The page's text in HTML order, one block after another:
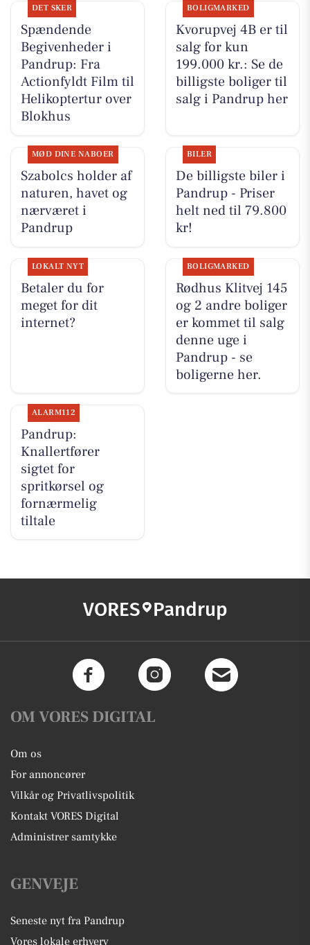
DET SKER
Spændende
Begivenheder i
Pandrup: Fra
Actionfyldt Film til
Helikoptertur over
Blokhus
BOLIGMARKED
Kvorupvej 4B er til
salg for kun
199.000 kr.: Se de
billigste boliger til
salg i Pandrup her
MØD DINE NABOER
Szabolcs holder af
naturen, havet og
nærværet i
Pandrup
BILER
De billigste biler i
Pandrup - Priser
helt ned til 79.800
kr!
LOKALT NYT
Betaler du for
meget for dit
internet?
BOLIGMARKED
Rødhus Klitvej 145
og 2 andre boliger
er kommet til salg
denne uge i
Pandrup - se
boligerne her.
ALARM112
Pandrup:
Knallertfører
sigtet for
spritkørsel og
fornærmelig
tiltale
VORES Pandrup
OM VORES DIGITAL
Om os
For annoncører
Vilkår og Privatlivspolitik
Kontakt VORES Digital
Administrer samtykke
GENVEJE
Seneste nyt fra Pandrup
Vores lokale erhverv